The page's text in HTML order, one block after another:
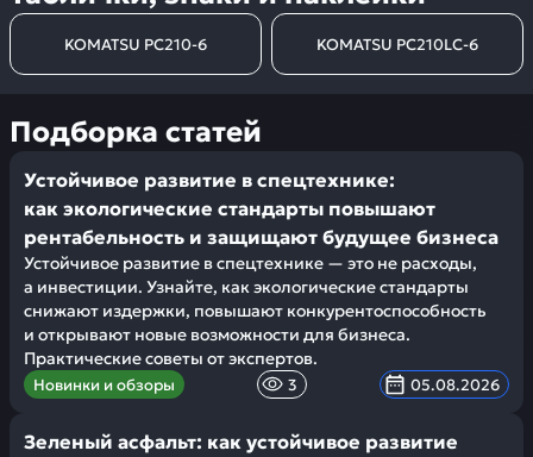
KOMATSU PC210-6 KOMATSU PC210LC-6
Подборка статей
Устойчивое развитие в спецтехнике:
как экологические стандарты повышают
рентабельность и защищают будущее бизнеса
Устойчивое развитие в спецтехнике — это не расходы,
а инвестиции. Узнайте, как экологические стандарты
снижают издержки, повышают конкурентоспособность
и открывают новые возможности для бизнеса.
Практические советы от экспертов.
Новинки и обзоры 3 05.08.2026
Зеленый асфальт: как устойчивое развитие